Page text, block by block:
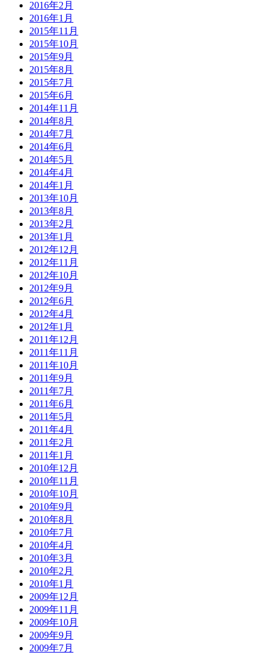
2016年2月
2016年1月
2015年11月
2015年10月
2015年9月
2015年8月
2015年7月
2015年6月
2014年11月
2014年8月
2014年7月
2014年6月
2014年5月
2014年4月
2014年1月
2013年10月
2013年8月
2013年2月
2013年1月
2012年12月
2012年11月
2012年10月
2012年9月
2012年6月
2012年4月
2012年1月
2011年12月
2011年11月
2011年10月
2011年9月
2011年7月
2011年6月
2011年5月
2011年4月
2011年2月
2011年1月
2010年12月
2010年11月
2010年10月
2010年9月
2010年8月
2010年7月
2010年4月
2010年3月
2010年2月
2010年1月
2009年12月
2009年11月
2009年10月
2009年9月
2009年7月